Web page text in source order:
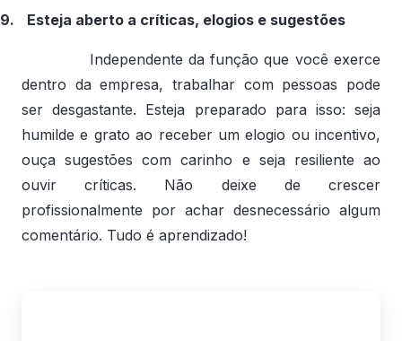
9. Esteja aberto a críticas, elogios e sugestões
Independente da função que você exerce
dentro da empresa, trabalhar com pessoas pode
ser desgastante. Esteja preparado para isso: seja
humilde e grato ao receber um elogio ou incentivo,
ouça sugestões com carinho e seja resiliente ao
ouvir críticas. Não deixe de crescer
profissionalmente por achar desnecessário algum
comentário. Tudo é aprendizado!